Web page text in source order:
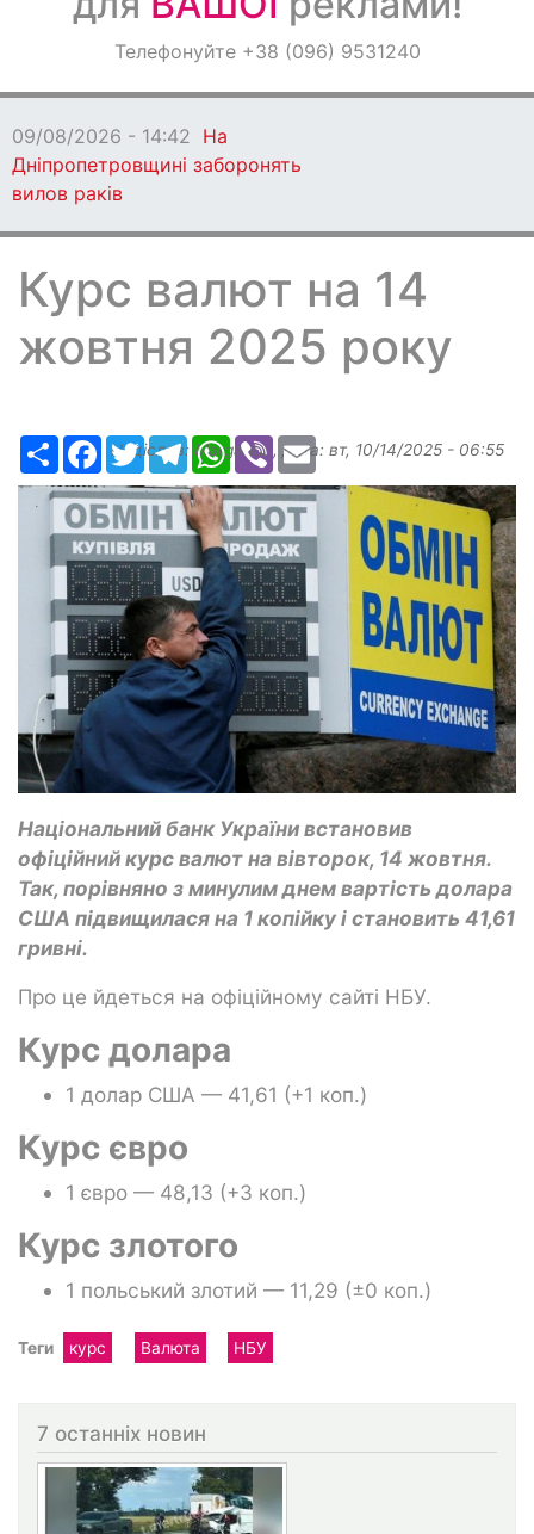
ОголошенняТелефонуйте +38 (096) 9531240
09/08/2026 - 14:42 На
Дніпропетровщині заборонять
вилов раків
Курс валют на 14
жовтня 2025 року
РесурсFacebook
TwitterTelegramWhatsApp
ViberEmail
Надіслав: Margarita , дата: вт, 10/14/2025 - 06:55
Національний банк України встановив
офіційний курс валют на вівторок, 14 жовтня.
Так, порівняно з минулим днем вартість долара
США підвищилася на 1 копійку і становить 41,61
гривні.
Про це йдеться на офіційному сайті НБУ.
Курс долара
1 долар США — 41,61 (+1 коп.)
Курс євро
1 євро — 48,13 (+3 коп.)
Курс злотого
1 польський злотий — 11,29 (±0 коп.)
Теги курс Валюта НБУ
7 останніх новин